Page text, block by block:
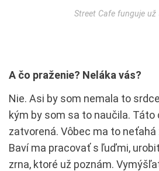
Street Cafe funguje už
A čo praženie? Neláka vás?
Nie. Asi by som nemala to
kým by som sa to naučila. Táto
zatvorená. Vôbec ma to
Baví ma pracovať s ľuďmi,
zrna, ktoré už poznám.